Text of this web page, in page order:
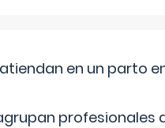
en un parto
profesionales